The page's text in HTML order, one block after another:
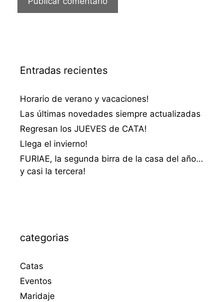
Entradas recientes
Horario de verano y vacaciones!
Las últimas novedades siempre actualizadas
Regresan los JUEVES de CATA!
Llega el invierno!
FURIAE, la segunda birra de la casa del año…
y casi la tercera!
categorias
Catas
Eventos
Maridaje